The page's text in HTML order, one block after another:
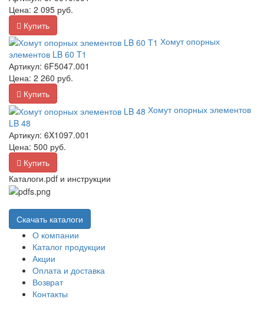
Цена: 2 095 руб.
Купить
Хомут опорных
элементов LB 60 T1
Артикул: 6F5047.001
Цена: 2 260 руб.
Купить
Хомут опорных элементов
LB 48
Артикул: 6X1097.001
Цена: 500 руб.
Купить
Каталоги.pdf и инструкции
Скачать каталоги
О компании
Каталог продукции
Акции
Оплата и доставка
Возврат
Контакты